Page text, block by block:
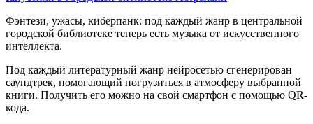
Фэнтези, ужасы, киберпанк: под каждый жанр в центральной
городской библиотеке теперь есть музыка от искусственного
интеллекта.
Под каждый литературный жанр нейросетью сгенерирован
саундтрек, помогающий погрузиться в атмосферу выбранной
книги. Получить его можно на свой смартфон с помощью QR-
кода.